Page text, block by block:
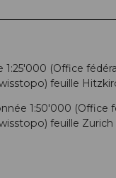
1:25'000 (Office
feuille
1:50'000 (Office
feuille Zurich